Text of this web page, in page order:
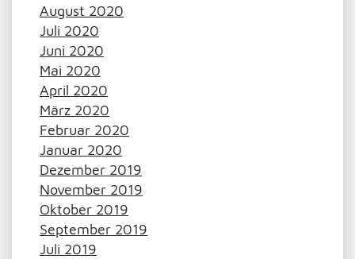
August 2020
Juli 2020
Juni 2020
Mai 2020
April 2020
März 2020
Februar 2020
Januar 2020
Dezember 2019
November 2019
Oktober 2019
September 2019
Juli 2019